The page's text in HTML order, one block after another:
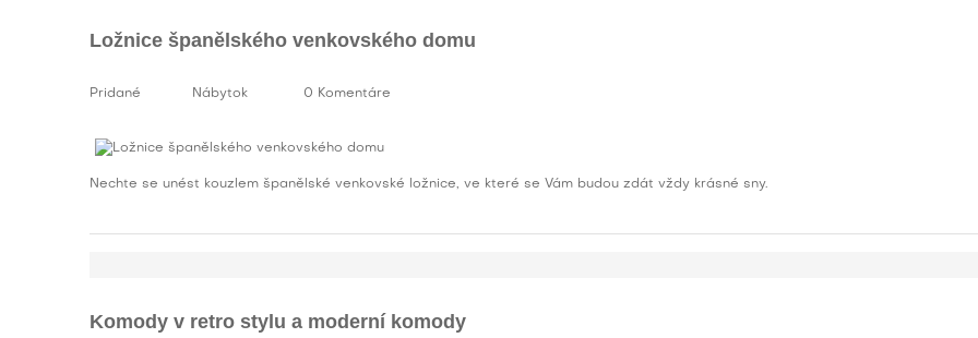
Ložnice španělského venkovského domu
Pridané Nábytok 0 Komentáre
Nechte se unést kouzlem španělské venkovské ložnice, ve které se Vám budou zdát vždy krásné sny.
Komody v retro stylu a moderní komody